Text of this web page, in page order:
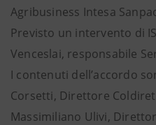
Agribusiness Intesa
Previsto un intervento di
Venceslai, responsabile
I contenuti dell’accordo
Corsetti, Direttore
Massimiliano Ulivi,